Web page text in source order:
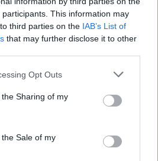
participants. This information may
third parties on the IAB’s List of
that may further disclose it to other
Opt Outs
Sharing of my
Sale of my
στο Google News και μάθε
trends